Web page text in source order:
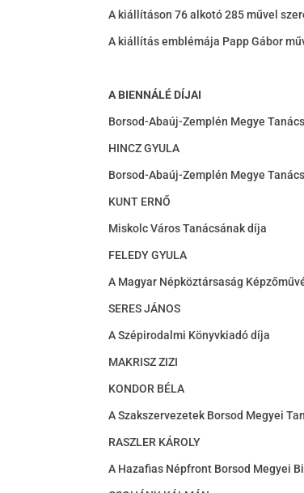
A kiállításon 76 alkotó 285 művel
A kiállítás emblémája Papp Gábor
A BIENNÁLÉ DÍJAI
Borsod-Abaúj-Zemplén Megye
HINCZ GYULA
Borsod-Abaúj-Zemplén Megye
KUNT ERNŐ
Miskolc Város Tanácsának díja
FELEDY GYULA
A Magyar Népköztársaság
SERES JÁNOS
A Szépirodalmi Könyvkiadó díja
MAKRISZ ZIZI
KONDOR BÉLA
A Szakszervezetek Borsod Megyei
RASZLER KÁROLY
A Hazafias Népfront Borsod Megyei